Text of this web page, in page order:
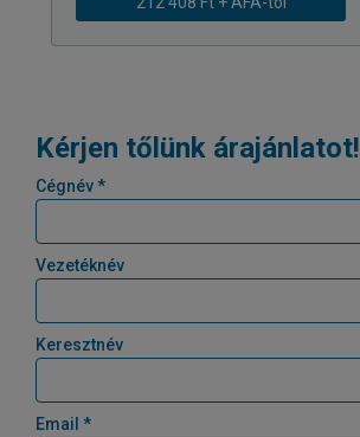
Kérjen tőlünk árajánlatot!
Cégnév *
Vezetéknév
Keresztnév
Email *